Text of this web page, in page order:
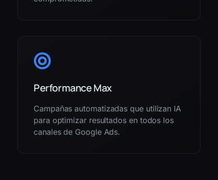
Performance Max
Campañas automatizadas que utilizan IA
para optimizar resultados en todos los
canales de Google Ads.